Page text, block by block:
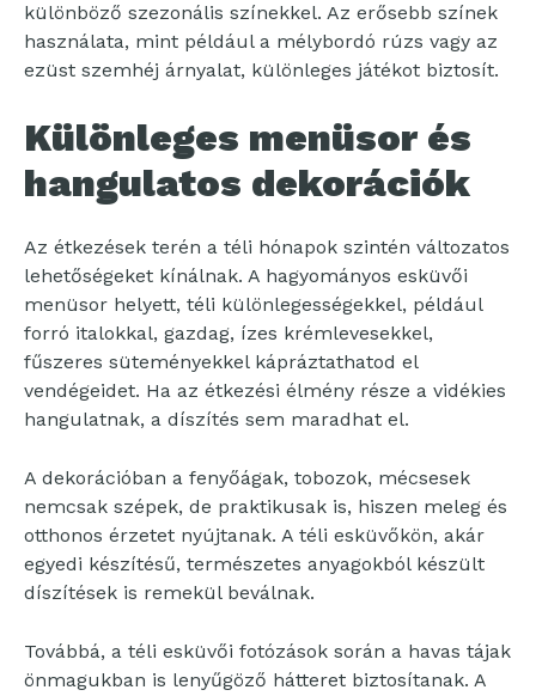
különböző szezonális színekkel. Az erősebb színek
használata, mint például a mélybordó rúzs vagy az
ezüst szemhéj árnyalat, különleges játékot biztosít.
Különleges menüsor és
hangulatos dekorációk
Az étkezések terén a téli hónapok szintén változatos
lehetőségeket kínálnak. A hagyományos esküvői
menüsor helyett, téli különlegességekkel, például
forró italokkal, gazdag, ízes krémlevesekkel,
fűszeres süteményekkel kápráztathatod el
vendégeidet. Ha az étkezési élmény része a vidékies
hangulatnak, a díszítés sem maradhat el.
A dekorációban a fenyőágak, tobozok, mécsesek
nemcsak szépek, de praktikusak is, hiszen meleg és
otthonos érzetet nyújtanak. A téli esküvőkön, akár
egyedi készítésű, természetes anyagokból készült
díszítések is remekül beválnak.
Továbbá, a téli esküvői fotózások során a havas tájak
önmagukban is lenyűgöző hátteret biztosítanak. A